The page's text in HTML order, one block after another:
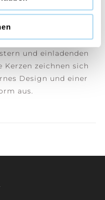
Noten von Tonka
Kerzen füllen Ihr
und einladenden
Kerzen zeichnen sich
Design und einer
aus.